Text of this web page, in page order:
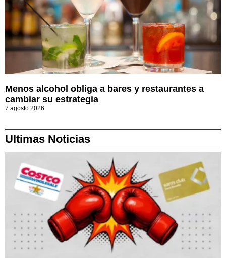
Menos alcohol obliga a bares y restaurantes a
cambiar su estrategia
7 agosto 2026
Ultimas Noticias